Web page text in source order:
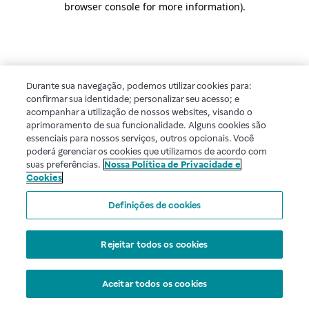
browser console for more information).
Durante sua navegação, podemos utilizar cookies para:
confirmar sua identidade; personalizar seu acesso; e
acompanhar a utilização de nossos websites, visando o
aprimoramento de sua funcionalidade. Alguns cookies são
essenciais para nossos serviços, outros opcionais. Você
poderá gerenciar os cookies que utilizamos de acordo com
suas preferências. Nossa Política de Privacidade e
Cookies
Definições de cookies
Rejeitar todos os cookies
Aceitar todos os cookies